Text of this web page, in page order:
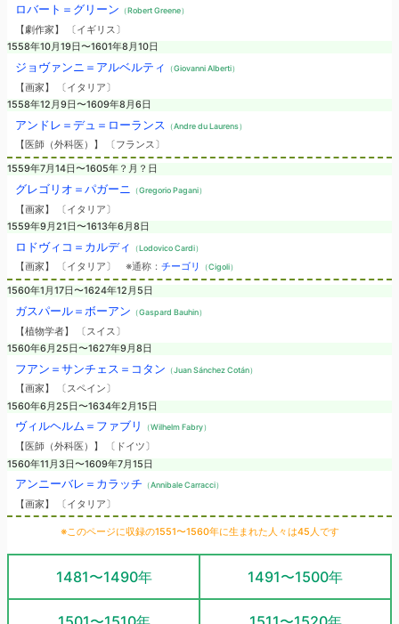
ロバート＝グリーン （Robert Greene）
【劇作家】 〔イギリス〕
1558年10月19日〜1601年8月10日
ジョヴァンニ＝アルベルティ （Giovanni Alberti）
【画家】 〔イタリア〕
1558年12月9日〜1609年8月6日
アンドレ＝デュ＝ローランス （Andre du Laurens）
【医師（外科医）】 〔フランス〕
1559年7月14日〜1605年？月？日
グレゴリオ＝パガーニ （Gregorio Pagani）
【画家】 〔イタリア〕
1559年9月21日〜1613年6月8日
ロドヴィコ＝カルディ （Lodovico Cardi）
【画家】 〔イタリア〕 ※通称： チーゴリ （Cigoli）
1560年1月17日〜1624年12月5日
ガスパール＝ボーアン （Gaspard Bauhin）
【植物学者】 〔スイス〕
1560年6月25日〜1627年9月8日
フアン＝サンチェス＝コタン （Juan Sánchez Cotán）
【画家】 〔スペイン〕
1560年6月25日〜1634年2月15日
ヴィルヘルム＝ファブリ （Wilhelm Fabry）
【医師（外科医）】 〔ドイツ〕
1560年11月3日〜1609年7月15日
アンニーバレ＝カラッチ （Annibale Carracci）
【画家】 〔イタリア〕
※このページに収録の1551〜1560年に生まれた人々は45人です
1481〜1490年 1491〜1500年